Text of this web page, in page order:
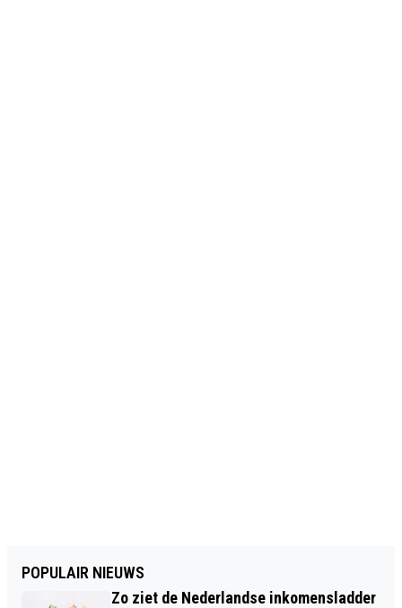
POPULAIR NIEUWS
Zo ziet de Nederlandse inkomensladder